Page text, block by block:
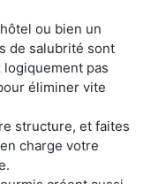
ou bien un
de salubrité sont
pas
éliminer vite
structure, et faites
charge votre